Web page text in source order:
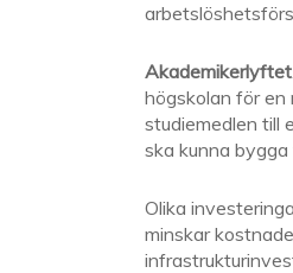
Akademikerlyftet
högskolan för
studiemedlen till
ska kunna
Olika
minskar